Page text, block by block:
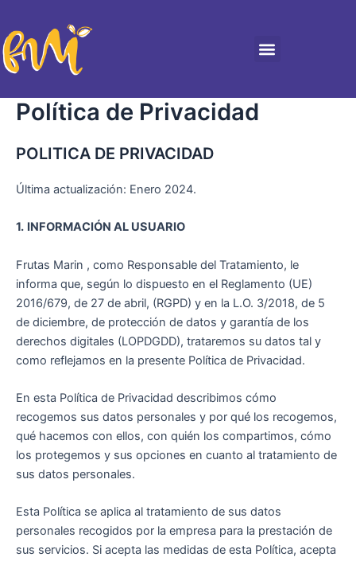
contenido
Política de Privacidad
POLITICA DE PRIVACIDAD
Última actualización: Enero 2024.
1. INFORMACIÓN AL USUARIO
Frutas Marin , como Responsable del Tratamiento, le
informa que, según lo dispuesto en el Reglamento (UE)
2016/679, de 27 de abril, (RGPD) y en la L.O. 3/2018, de 5
de diciembre, de protección de datos y garantía de los
derechos digitales (LOPDGDD), trataremos su datos tal y
como reflejamos en la presente Política de Privacidad.
En esta Política de Privacidad describimos cómo
recogemos sus datos personales y por qué los recogemos,
qué hacemos con ellos, con quién los compartimos, cómo
los protegemos y sus opciones en cuanto al tratamiento de
sus datos personales.
Esta Política se aplica al tratamiento de sus datos
personales recogidos por la empresa para la prestación de
sus servicios. Si acepta las medidas de esta Política, acepta